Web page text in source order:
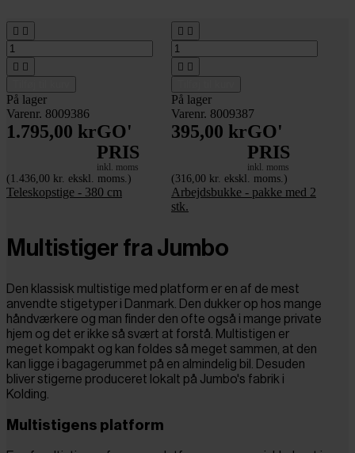
 
 
På lager
Varenr. 8009386
1.795,00 krGO'
PRIS
inkl. moms
(1.436,00 kr. ekskl. moms.)
Teleskopstige - 380 cm
 
 
På lager
Varenr. 8009387
395,00 krGO'
PRIS
inkl. moms
(316,00 kr. ekskl. moms.)
Arbejdsbukke - pakke med 2
stk.
Multistiger fra Jumbo
Den klassisk multistige med platform er en af de mest
anvendte stigetyper i Danmark. Den dukker op hos mange
håndværkere og man finder den ofte også i mange private
hjem og det er ikke så svært at forstå. Multistigen er
meget kompakt og kan foldes så meget sammen, at den
kan ligge i bagagerummet på en almindelig bil. Desuden
bliver stigerne produceret lokalt på Jumbo's fabrik i
Kolding.
Multistigens platform